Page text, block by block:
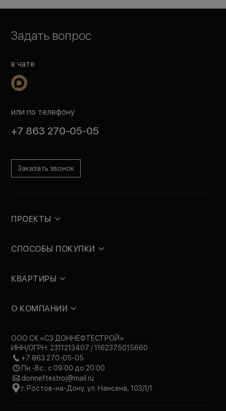
Задать вопрос
в чате
или по телефону
+7 863 270-05-05
Заказать звонок
ПРОЕКТЫ
СПОСОБЫ ПОКУПКИ
КВАРТИРЫ
О КОМПАНИИ
ООО СК «СЗ ДОННЕФТЕСТРОЙ»
ИНН/ОГРН: 2311213407 / 1162375015660
+7 863 270-05-05
Пн.-Вс.: с 09:00 до 20:00
donneftestroj@mail.ru
г. Ростов-на-Дону, ул. Нансена, 103/1/1